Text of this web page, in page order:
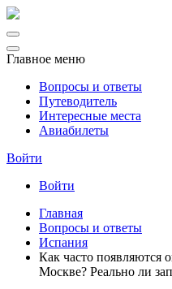
Главное меню
Вопросы и ответы
Путеводитель
Интересные места
Авиабилеты
Войти
Войти
Главная
Вопросы и ответы
Испания
Как часто появляются
Москве? Реально ли